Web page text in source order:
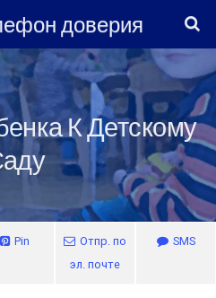
доверия
К Детскому
Pin
Отпр. по
эл. почте
SMS